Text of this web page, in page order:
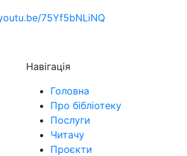
75Yf5bNLiNQ
Навігація
Головна
Про бібліотеку
Послуги
Читачу
Проєкти